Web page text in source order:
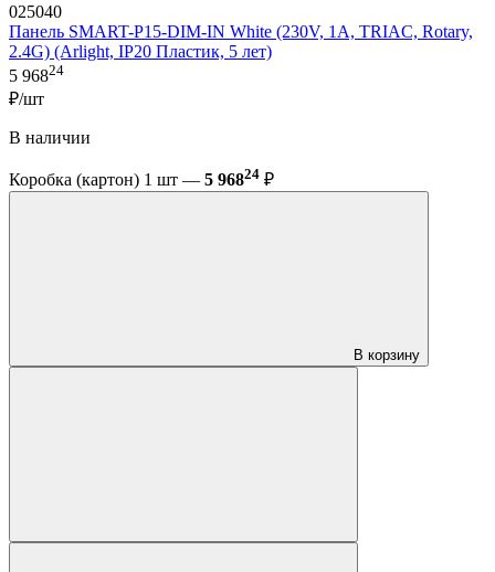
025040
Панель SMART-P15-DIM-IN White (230V, 1A, TRIAC, Rotary,
2.4G) (Arlight, IP20 Пластик, 5 лет)
5 96824
₽/шт
В наличии
Коробка (картон) 1 шт — 5 96824 ₽
В корзину